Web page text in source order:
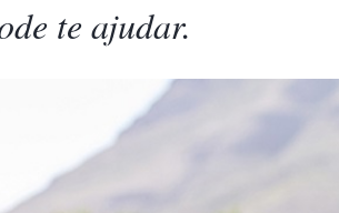
te ajudar.